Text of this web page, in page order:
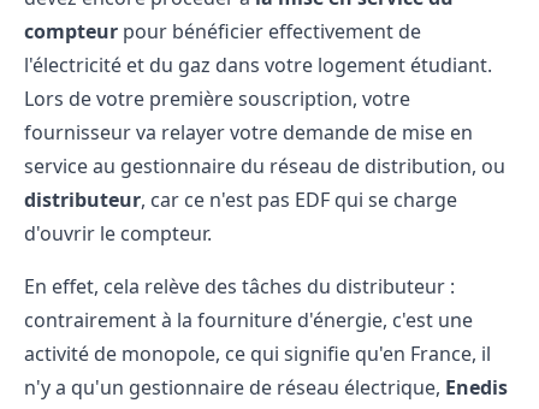
compteur pour bénéficier effectivement de
l'électricité et du gaz dans votre logement étudiant.
Lors de votre première souscription, votre
fournisseur va relayer votre demande de mise en
service au gestionnaire du réseau de distribution, ou
distributeur, car ce n'est pas EDF qui se charge
d'ouvrir le compteur.
En effet, cela relève des tâches du distributeur :
contrairement à la fourniture d'énergie, c'est une
activité de monopole, ce qui signifie qu'en France, il
n'y a qu'un gestionnaire de réseau électrique, Enedis